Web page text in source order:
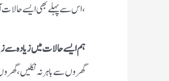
،اس سے پہلے بھی ایسے حالات
ہم ایسے حالات میں زیادہ سے
گھروں سے باہر نہ نکلیں ،